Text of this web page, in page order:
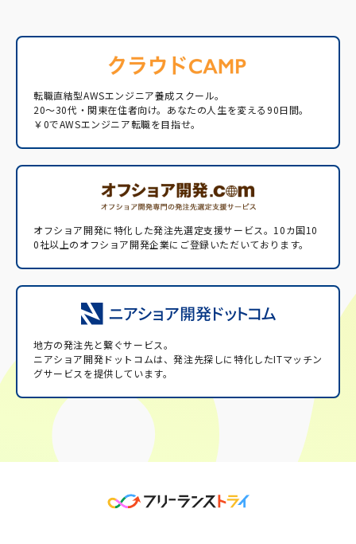
転職直結型AWSエンジニア養成スクール。
20〜30代・関東在住者向け。あなたの人生を変える90日間。
￥0でAWSエンジニア転職を目指せ。
オフショア開発に特化した発注先選定支援サービス。 10カ国10
0社以上のオフショア開発企業にご登録いただいております。
地方の発注先と繋ぐサービス。
ニアショア開発ドットコムは、発注先探しに特化したITマッチン
グサービスを提供しています。